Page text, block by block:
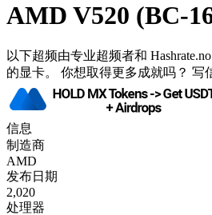
AMD V520 (BC-
以下超频由专​​业超频者和
的显卡。 你想取得更多成就吗？ 写
信息
制造商
AMD
发布日期
2,020
处理器